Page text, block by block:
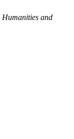
Humanities and